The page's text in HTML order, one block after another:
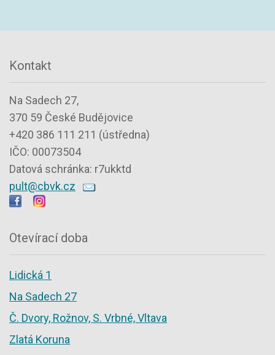
Kontakt
Na Sadech 27,
370 59 České Budějovice
+420 386 111 211 (ústředna)
IČO: 00073504
Datová schránka: r7ukktd
pult@cbvk.cz
Otevírací doba
Lidická 1
Na Sadech 27
Č. Dvory, Rožnov, S. Vrbné, Vltava
Zlatá Koruna